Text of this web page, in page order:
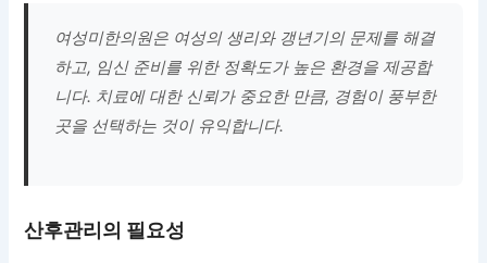
여성미한의원은 여성의 생리와 갱년기의 문제를 해결
하고, 임신 준비를 위한 정확도가 높은 환경을 제공합
니다. 치료에 대한 신뢰가 중요한 만큼, 경험이 풍부한
곳을 선택하는 것이 유익합니다.
산후관리의 필요성